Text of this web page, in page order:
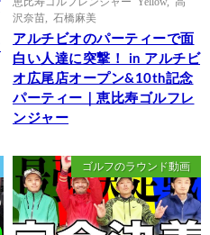
沢奈苗
石橋麻美
アルチビオのパーティーで面
白い人達に突撃！ in アルチビ
オ広尾店オープン&10th記念
パーティー｜恵比寿ゴルフレ
ンジャー
ゴルフのラウンド動画